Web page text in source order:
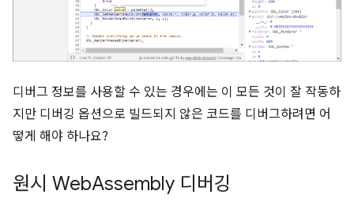
디버그 정보를 사용할 수 있는 경우에는 이 모든 것이 잘 작동하
지만 디버깅 옵션으로 빌드되지 않은 코드를 디버그하려면 어
떻게 해야 하나요?
원시 WebAssembly 디버깅